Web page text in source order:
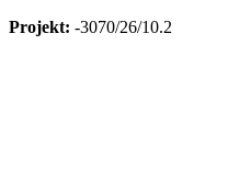
Projekt: -3070/26/10.2